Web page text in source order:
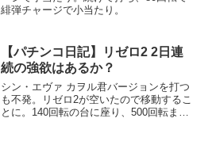
緋弾チャージで小当たり。
【パチンコ日記】リゼロ2 2日連
続の強欲はあるか？
シン・エヴァ カヲル君バージョンを打つ
も不発。リゼロ2が空いたので移動するこ
とに。140回転の台に座り、500回転まで